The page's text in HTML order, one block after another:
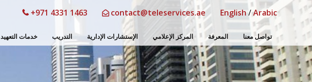
+971 4331 1463 contact@teleservices.ae English /Arabic
خدمات التعهيد التدريب الإستشارات الإدارية المركز الإعلامي المعرفة تواصل معنا